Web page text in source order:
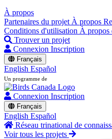
À propos
Partenaires du projet À propos
Conditions d'utilisation À propos
Trouver un projet
Connexion Inscription
Français
English Español
Un programme de
Connexion Inscription
Français
English Español
Réseau trinational de
Voir tous les projets